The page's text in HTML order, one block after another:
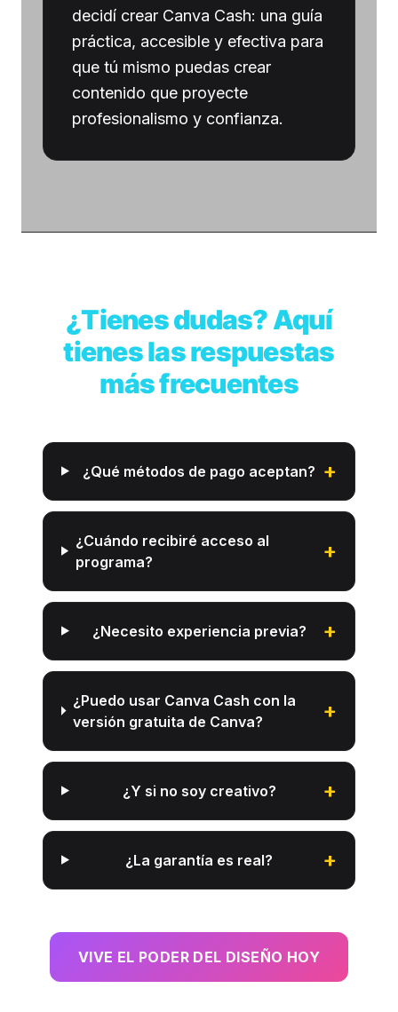
decidí crear Canva Cash: una guía
práctica, accesible y efectiva para
que tú mismo puedas crear
contenido que proyecte
profesionalismo y confianza.
¿Tienes dudas? Aquí
tienes las respuestas
más frecuentes
¿Qué métodos de pago aceptan? +
¿Cuándo recibiré acceso al
programa?
+
¿Necesito experiencia previa? +
¿Puedo usar Canva Cash con la
versión gratuita de Canva?
+
¿Y si no soy creativo? +
¿La garantía es real? +
VIVE EL PODER DEL DISEÑO HOY